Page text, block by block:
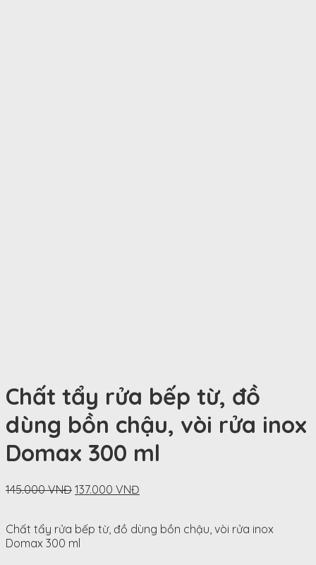
Chất tẩy rửa bếp từ, đồ
dùng bồn chậu, vòi rửa inox
Domax 300 ml
145.000VNĐ Original
145.000
VNĐ.
137.000 VNĐ
137.000
Chất tẩy rửa bếp từ, đồ dùng bồn chậu, vòi rửa inox
Domax 300 ml